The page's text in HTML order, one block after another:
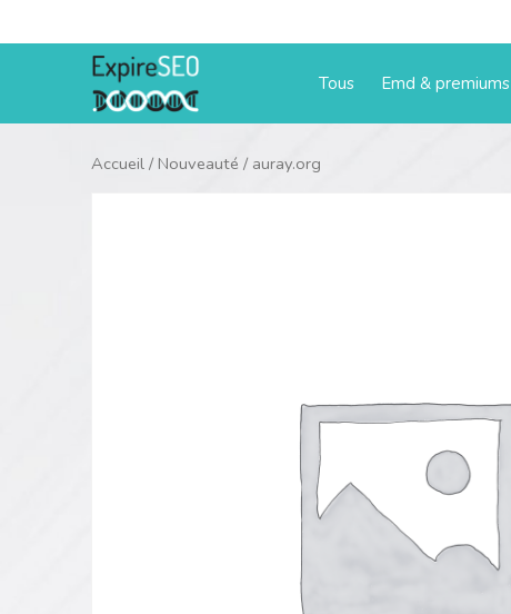
au
Tous Emd & premiums
Accueil / Nouveauté / auray.org